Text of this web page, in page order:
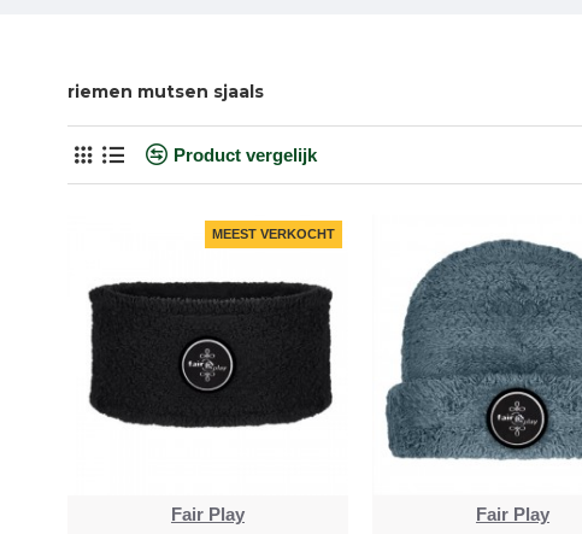
riemen mutsen sjaals
Product vergelijk
MEEST VERKOCHT
Fair Play Fair Play